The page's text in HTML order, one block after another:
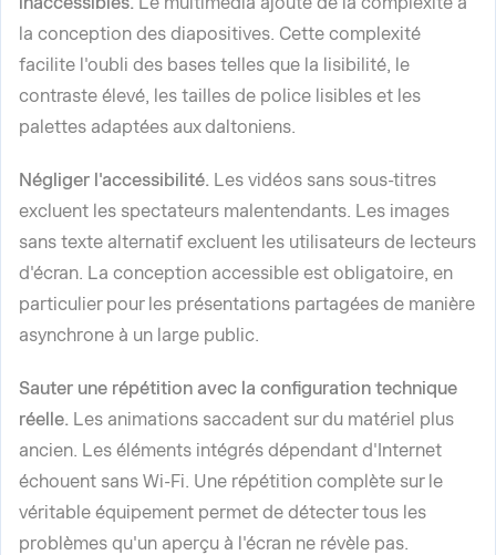
la conception des diapositives. Cette complexité
facilite l'oubli des bases telles que la lisibilité, le
contraste élevé, les tailles de police lisibles et les
palettes adaptées aux daltoniens.
Négliger l'accessibilité. Les vidéos sans sous-titres
excluent les spectateurs malentendants. Les images
sans texte alternatif excluent les utilisateurs de lecteurs
d'écran. La conception accessible est obligatoire, en
particulier pour les présentations partagées de manière
asynchrone à un large public.
Sauter une répétition avec la configuration technique
réelle. Les animations saccadent sur du matériel plus
ancien. Les éléments intégrés dépendant d'Internet
échouent sans Wi-Fi. Une répétition complète sur le
véritable équipement permet de détecter tous les
problèmes qu'un aperçu à l'écran ne révèle pas.